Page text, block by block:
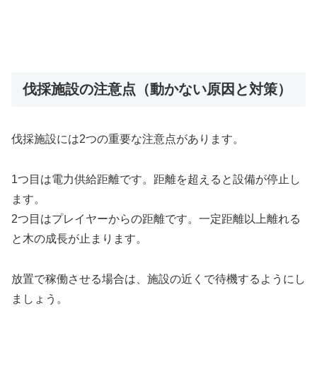
伐採施設の注意点（動かない原因と対策）
伐採施設には2つの重要な注意点があります。
1つ目は電力供給距離です。距離を超えると設備が停止し
ます。
2つ目はプレイヤーからの距離です。一定距離以上離れる
と木の成長が止まります。
放置で稼働させる場合は、施設の近くで待機するようにし
ましょう。